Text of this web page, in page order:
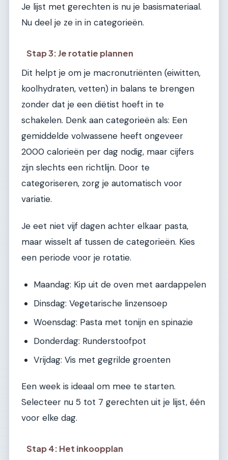
Je lijst met gerechten is nu je basismateriaal.
Nu deel je ze in in categorieën.
Stap 3: Je rotatie plannen
Dit helpt je om je macronutriënten (eiwitten,
koolhydraten, vetten) in balans te brengen
zonder dat je een diëtist hoeft in te
schakelen. Denk aan categorieën als: Een
gemiddelde volwassene heeft ongeveer
2000 calorieën per dag nodig, maar cijfers
zijn slechts een richtlijn. Door te
categoriseren, zorg je automatisch voor
variatie.
Je eet niet vijf dagen achter elkaar pasta,
maar wisselt af tussen de categorieën. Kies
een periode voor je rotatie.
Maandag: Kip uit de oven met aardappelen
Dinsdag: Vegetarische linzensoep
Woensdag: Pasta met tonijn en spinazie
Donderdag: Runderstoofpot
Vrijdag: Vis met gegrilde groenten
Een week is ideaal om mee te starten.
Selecteer nu 5 tot 7 gerechten uit je lijst, één
voor elke dag.
Stap 4: Het inkoopplan